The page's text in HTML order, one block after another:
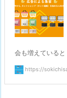
会も増えていると
https://